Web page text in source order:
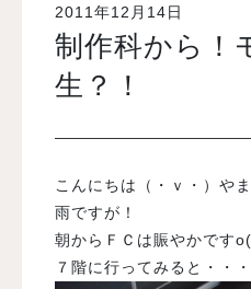
学生生活
就職・デビュー
入試案内
学校情報
オープンキャンパス
2011年12月14日
制作科から！
生？！
こんにちは（・ｖ・）や
雨ですが！
朝からＦＣは賑やかです
７階に行ってみると・・・